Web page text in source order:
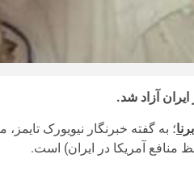
آزاد شد.
؛ به گفته خبرنگار نیویورک
منافع آمریکا در ایران) است.